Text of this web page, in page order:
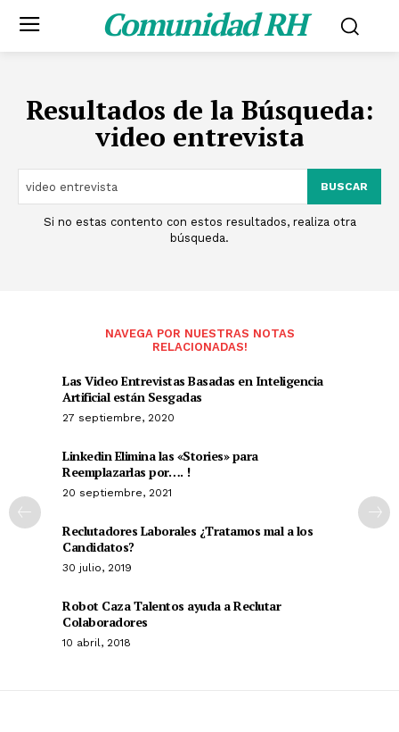
Comunidad RH
Resultados de la Búsqueda:
video entrevista
BUSCAR
Si no estas contento con estos resultados, realiza otra
búsqueda.
NAVEGA POR NUESTRAS NOTAS
RELACIONADAS!
Las Video Entrevistas Basadas en Inteligencia
Artificial están Sesgadas
27 septiembre, 2020
Linkedin Elimina las «Stories» para
Reemplazarlas por…. !
20 septiembre, 2021
Reclutadores Laborales ¿Tratamos mal a los
Candidatos?
30 julio, 2019
Robot Caza Talentos ayuda a Reclutar
Colaboradores
10 abril, 2018